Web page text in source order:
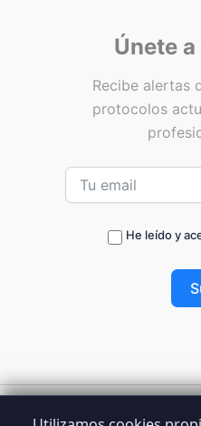
Únete
Recibe alertas
protocolos
He leído y